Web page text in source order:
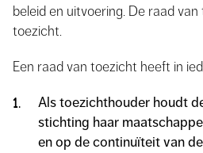
beleid en uitvoering. De raad
toezicht.
Een raad van toezicht heeft in
Als toezichthouder houdt
stichting haar
en op de continuïteit van